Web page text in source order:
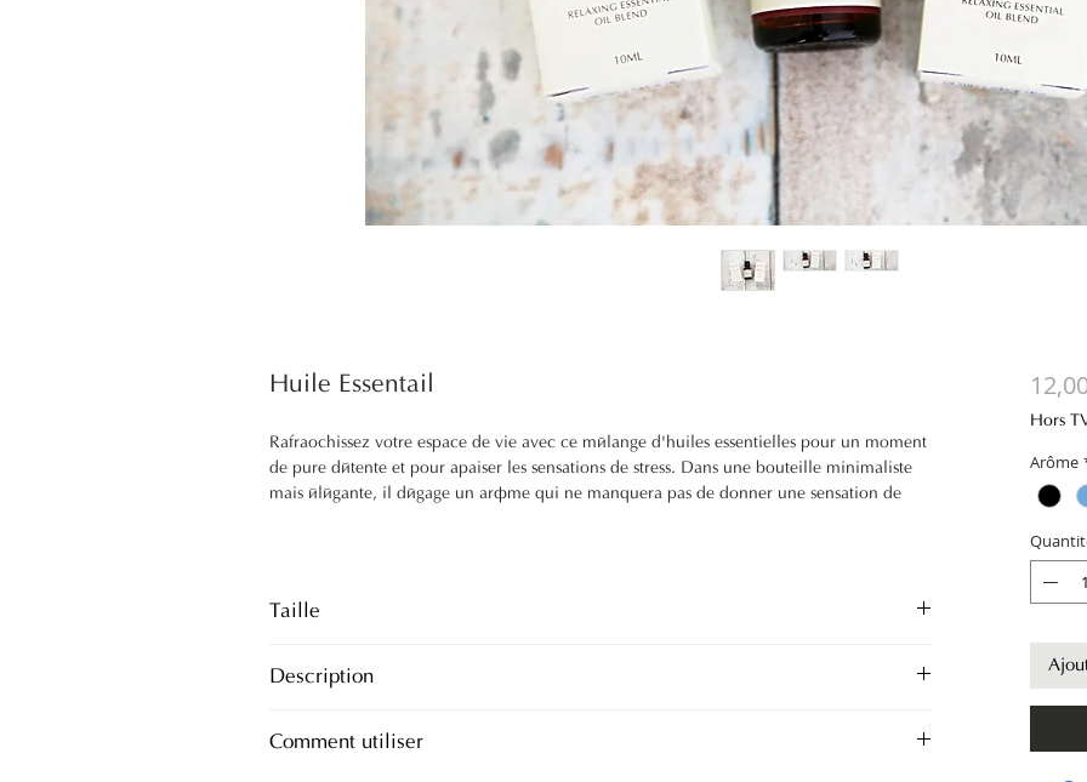
Huile Essentail
Rafraîchissez votre espace de vie avec ce mélange d'huiles essentielles pour un moment
de pure détente et pour apaiser les sensations de stress. Dans une bouteille minimaliste
mais élégante, il dégage un arôme qui ne manquera pas de donner une sensation de
Taille
Description
de pure détente et pour apaiser les sensations de stress. Dans une bouteille minimaliste
Comment utiliser
Hors
Arôme